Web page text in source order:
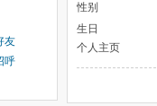
友
呼
性别
生日
个人主页